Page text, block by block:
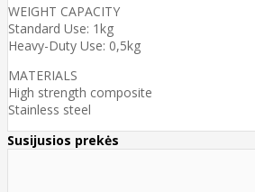
WEIGHT CAPACITY
Standard Use: 1kg
Heavy-Duty Use: 0,5kg
MATERIALS
High strength composite
Stainless steel
Susijusios prekės